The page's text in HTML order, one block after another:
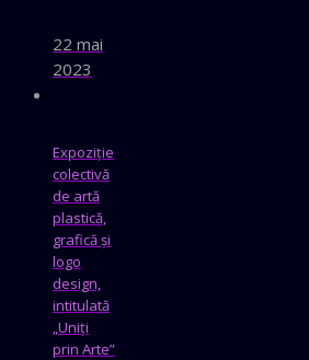
22 mai
2023
Expoziție
colectivă
de artă
plastică,
grafică și
logo
design,
intitulată
„Uniți
prin Arte”